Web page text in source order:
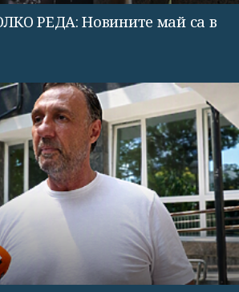
РЕДА: Новините май са в